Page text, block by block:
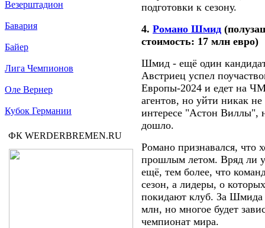
Везерштадион
Бавария
Байер
Лига Чемпионов
Оле Вернер
Кубок Германии
ФК WERDERBREMEN.RU
подготовки к сезону.
4. Романо Шмид
стоимость: 17 млн евро)
Шмид - ещё один
Австриец успел
Европы-2024 и едет на
агентов, но уйти никак
интересе "Астон Виллы",
дошло.
Романо признавался, что
прошлым летом. Вряд ли
ещё, тем более, что
сезон, а лидеры, о
покидают клуб. За
млн, но многое будет
чемпионат мира.